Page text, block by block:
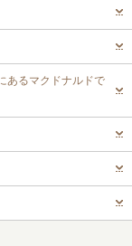
あるマクドナルドで